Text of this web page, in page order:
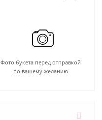
Фото букета перед отправкой
по вашему желанию